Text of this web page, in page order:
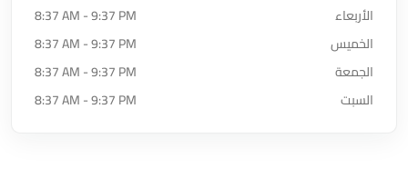
الأربعاء
8:37 AM - 9:37 PM
الخميس
8:37 AM - 9:37 PM
الجمعة
8:37 AM - 9:37 PM
السبت
8:37 AM - 9:37 PM